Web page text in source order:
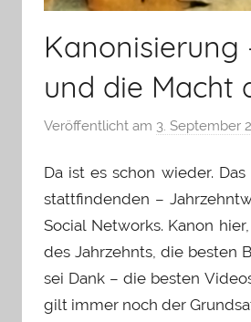
Kanonisierung
und die Macht
Veröffentlicht am 3. September
Da ist es schon wieder.
stattfindenden –
Social Networks. Kanon
des Jahrzehnts, die besten
sei Dank – die besten
gilt immer noch der